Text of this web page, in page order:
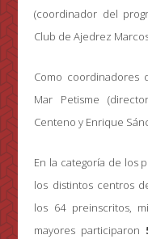
(coordinador del
Club de Ajedrez
Como coordinadores
Mar Petisme
Centeno y Enrique
En la categoría de los
los distintos centros
los 64 preinscritos,
mayores participaron